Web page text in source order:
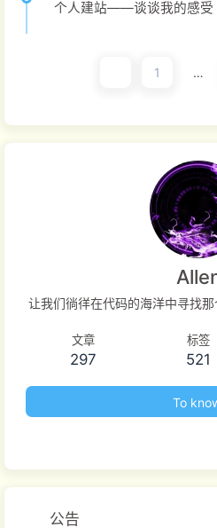
个人建站——谈谈我的感受
1 …
让我们徜徉在代码的海洋中寻找
文章
297
标签
521
To
公告